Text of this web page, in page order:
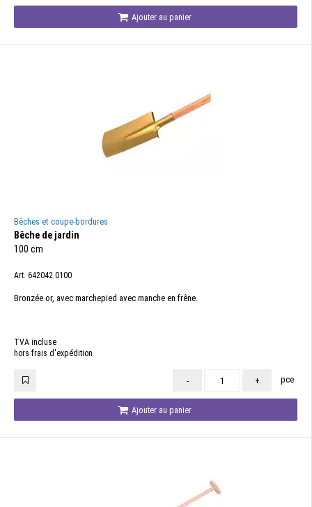
Ajouter au panier
Bêches et coupe-bordures
Bêche de jardin
100 cm
Art. 642042.0100
Bronzée or, avec marchepied avec manche en frêne.
TVA incluse
hors frais d'expédition
- + pce
Ajouter au panier